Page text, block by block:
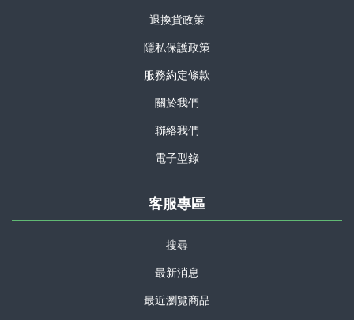
退換貨政策
隱私保護政策
服務約定條款
關於我們
聯絡我們
電子型錄
客服專區
搜尋
最新消息
最近瀏覽商品